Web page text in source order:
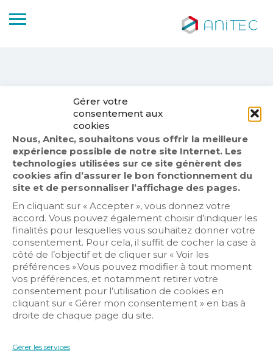
Gérer votre
consentement aux
cookies
Nous, Anitec, souhaitons vous offrir la meilleure
expérience possible de notre site Internet. Les
technologies utilisées sur ce site génèrent des
cookies afin d’assurer le bon fonctionnement du
site et de personnaliser l’affichage des pages.
En cliquant sur « Accepter », vous donnez votre
accord. Vous pouvez également choisir d’indiquer les
finalités pour lesquelles vous souhaitez donner votre
consentement. Pour cela, il suffit de cocher la case à
côté de l’objectif et de cliquer sur « Voir les
préférences ».Vous pouvez modifier à tout moment
vos préférences, et notamment retirer votre
consentement pour l’utilisation de cookies en
cliquant sur « Gérer mon consentement » en bas à
droite de chaque page du site.
Gérer les services
No Results
Sorry! There are no posts matching your search.
Try changing your search Keyword